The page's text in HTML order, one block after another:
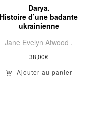
Darya.
Histoire d’une badante
ukrainienne
Jane Evelyn Atwood .
38,00€
Ajouter au panier